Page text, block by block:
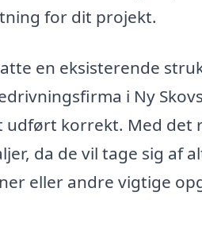
for dit projekt.
en eksisterende
i Ny
udført korrekt. Med det
da de vil tage sig af
eller andre vigtige